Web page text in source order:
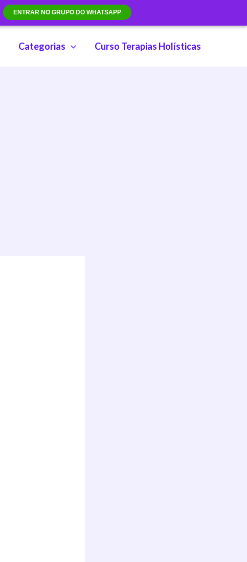
ENTRAR NO GRUPO DO WHATSAPP
Categorias Curso Terapias Holísticas